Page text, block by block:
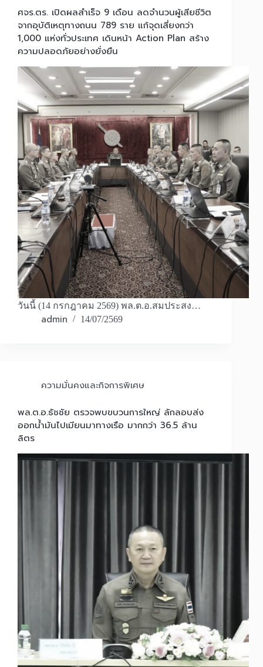
ศจร.ตร. เปิดผลสำเร็จ 9 เดือน ลดจำนวนผู้เสียชีวิต
จากอุบัติเหตุทางถนน 789 ราย แก้จุดเสี่ยงกว่า
1,000 แห่งทั่วประเทศ เดินหน้า Action Plan สร้าง
ความปลอดภัยอย่างยั่งยืน
วันนี้ (14 กรกฎาคม 2569) พล.ต.อ.สมประสง…
admin 14/07/2569
ความมั่นคงและกิจการพิเศษ
พล.ต.อ.ธัชชัย ตรวจพบขบวนการใหญ่ ลักลอบส่ง
ออกน้ำมันไปเมียนมาทางเรือ มากกว่า 36.5 ล้าน
ลิตร